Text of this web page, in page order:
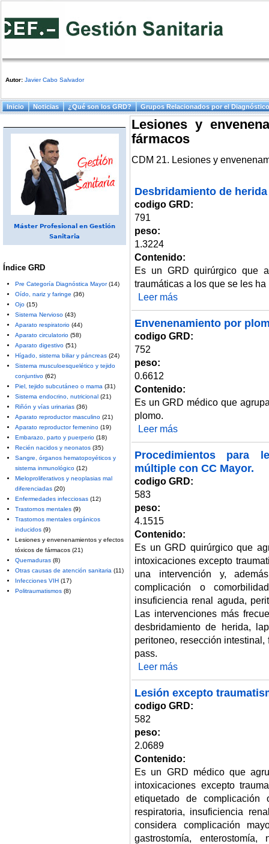
Autor: Javier Cabo Salvador
Lesiones y
fármacos
CDM 21. Lesiones y
Desbridamiento de
codigo GRD:
791
peso:
1.3224
Contenido:
Es un GRD quirúrgico que
traumáticas a los que se les
Leer más
Envenenamiento por
codigo GRD:
752
peso:
0.6612
Contenido:
Es un GRD médico que
plomo.
Leer más
Procedimientos para
múltiple con CC Mayor.
codigo GRD:
583
peso:
4.1515
Contenido:
Es un GRD quirúrgico que
intoxicaciones excepto
una intervención y,
complicación o
insuficiencia renal aguda,
Las intervenciones más
desbridamiento de herida,
peritoneo, resección
pass.
Leer más
Lesión excepto
codigo GRD:
582
peso:
2.0689
Contenido:
Es un GRD médico que
intoxicaciones excepto
etiquetado de complicación
respiratoria, insuficiencia
considera complicación
gastrostomía,
Menú principal
Inicio Noticias ¿Qué son los GRD? Grupos Relacionados por el Diagnóstico
Máster Profesional en Gestión
Sanitaria
Índice GRD
Pre Categoría Diagnóstica Mayor(14)
Oído, nariz y faringe (36)
Ojo (15)
Sistema Nervioso (43)
Aparato respiratorio (44)
Aparato circulatorio (58)
Aparato digestivo (51)
Hígado, sistema biliar y páncreas (24)
Sistema musculoesquelético y tejido
conjuntivo (62)
Piel, tejido subcutáneo o mama (31)
Sistema endocrino, nutricional (21)
Riñón y vías urinarias (36)
Aparato reproductor masculino (21)
Aparato reproductor femenino (19)
Embarazo, parto y puerperio (18)
Recién nacidos y neonatos (35)
Sangre, órganos hematopoyéticos y
sistema inmunológico (12)
Mieloproliferativos y neoplasias mal
diferenciadas (20)
Enfermedades infecciosas (12)
Trastornos mentales (9)
Trastornos mentales orgánicos
inducidos (9)
Lesiones y envenenamientos y efectos
tóxicos de fármacos (21)
Quemaduras (8)
Otras causas de atención sanitaria (11)
Infecciones VIH (17)
Politraumatismos (8)